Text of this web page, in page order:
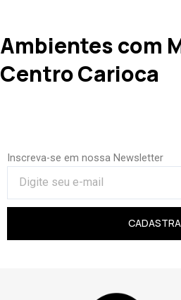
Ambientes com
Centro Carioca
Inscreva-se em nossa Newsletter